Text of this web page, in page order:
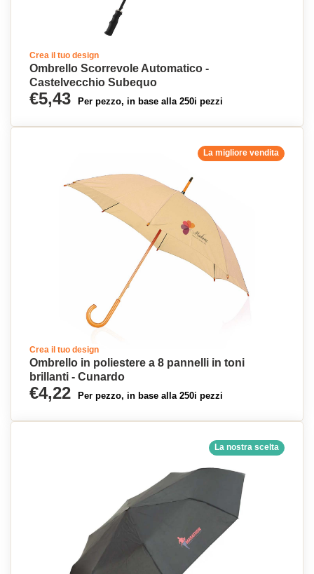
Crea il tuo design
Ombrello Scorrevole Automatico -
Castelvecchio Subequo
€5,43 Per pezzo, in base alla 250i pezzi
La migliore vendita
Crea il tuo design
Ombrello in poliestere a 8 pannelli in toni
brillanti - Cunardo
€4,22 Per pezzo, in base alla 250i pezzi
La nostra scelta